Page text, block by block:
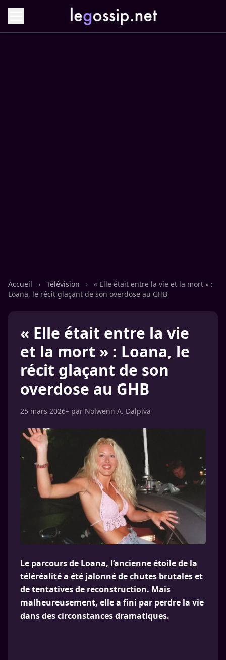
Accueil › Télévision ›
« Elle était entre la vie et la mort » :
Loana, le récit glaçant de son overdose au GHB
« Elle était entre la vie
et la mort » : Loana, le
récit glaçant de son
overdose au GHB
25 mars 2026– par Nolwenn A. Dalpiva
Le parcours de Loana, l’ancienne étoile de la
téléréalité a été jalonné de chutes brutales et
de tentatives de reconstruction. Mais
malheureusement, elle a fini par perdre la vie
dans des circonstances dramatiques.